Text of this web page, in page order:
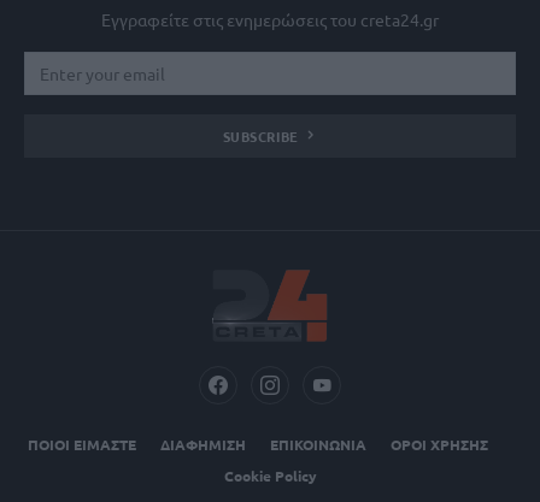
Εγγραφείτε στις ενημερώσεις του creta24.gr
SUBSCRIBE
ΠΟΙΟΙ ΕΙΜΑΣΤΕ ΔΙΑΦΗΜΙΣΗ ΕΠΙΚΟΙΝΩΝΙΑ
ΟΡΟΙ ΧΡΗΣΗΣ
Cookie Policy